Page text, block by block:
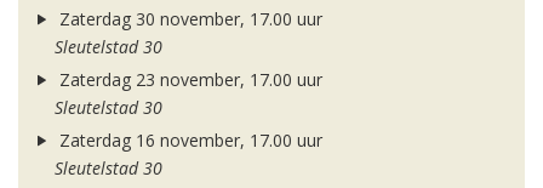
Zaterdag 30 november, 17.00 uur
Sleutelstad 30
Zaterdag 23 november, 17.00 uur
Sleutelstad 30
Zaterdag 16 november, 17.00 uur
Sleutelstad 30